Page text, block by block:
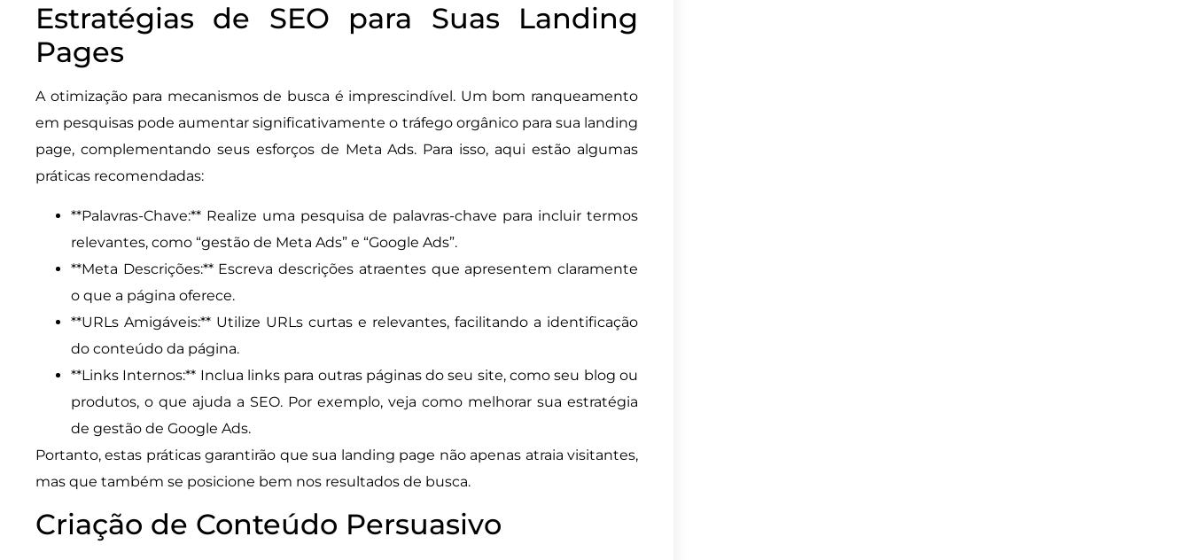
Estratégias de SEO para Suas Landing
Pages
A otimização para mecanismos de busca é imprescindível. Um bom ranqueamento
em pesquisas pode aumentar significativamente o tráfego orgânico para sua landing
page, complementando seus esforços de Meta Ads. Para isso, aqui estão algumas
práticas recomendadas:
**Palavras-Chave:** Realize uma pesquisa de palavras-chave para incluir termos
relevantes, como “gestão de Meta Ads” e “Google Ads”.
**Meta Descrições:** Escreva descrições atraentes que apresentem claramente
o que a página oferece.
**URLs Amigáveis:** Utilize URLs curtas e relevantes, facilitando a identificação
do conteúdo da página.
**Links Internos:** Inclua links para outras páginas do seu site, como seu blog ou
produtos, o que ajuda a SEO. Por exemplo, veja como melhorar sua estratégia
de gestão de Google Ads.
Portanto, estas práticas garantirão que sua landing page não apenas atraia visitantes,
mas que também se posicione bem nos resultados de busca.
Criação de Conteúdo Persuasivo